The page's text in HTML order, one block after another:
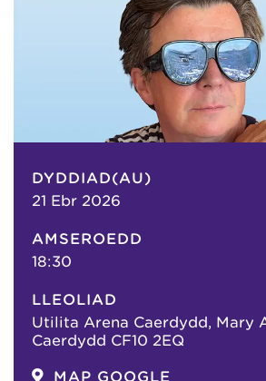
DYDDIAD(AU)
21 Ebr 2026
AMSEROEDD
18:30
LLEOLIAD
Utilita Arena Caerdydd, Mary
Caerdydd CF10 2EQ
MAP GOOGLE